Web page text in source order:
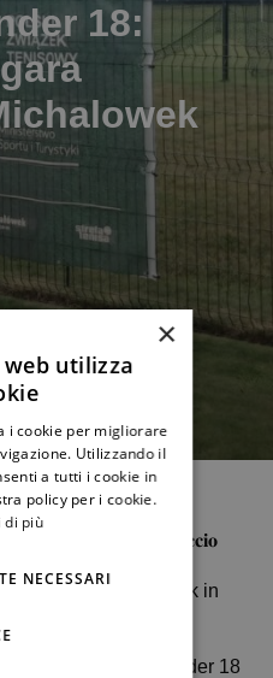
18:
per 𝐏𝐚𝐨𝐥𝐨 𝐂𝐚𝐫𝐫𝐨𝐜𝐜𝐢𝐨
prenderà parte al
prati di Michalowek in
del 3° torneo Itf under 18
×
utilizza
i cookie per migliorare
Utilizzando il
a tutti i cookie in
policy per i cookie.
di più
NECESSARI